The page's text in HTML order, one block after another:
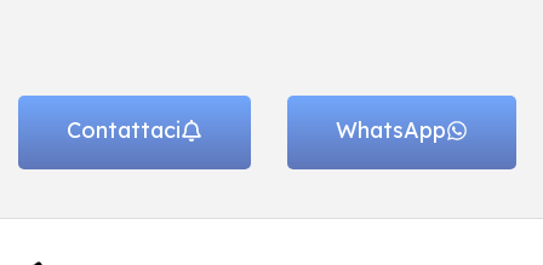
Contattaci WhatsApp